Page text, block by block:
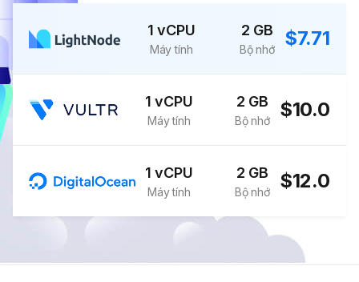
1 vCPU
Máy tính
2 GB
Bộ nhớ $7.71
1 vCPU
Máy tính
2 GB
Bộ nhớ $10.0
1 vCPU
Máy tính
2 GB
Bộ nhớ $12.0